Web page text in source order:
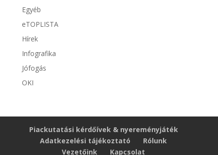
Egyéb
eTOPLISTA
Hírek
Infografika
Jófogás
OKI
Piackutatási kérdőívek & nyereményjáték
Adatkezelési tájékoztató
Rólunk
Vezetőink
Kapcsolat